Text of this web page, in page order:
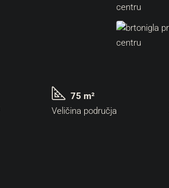
75 m²
Veličina područja